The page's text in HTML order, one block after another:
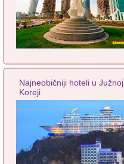
Najneobičniji hoteli u Južnoj
Koreji